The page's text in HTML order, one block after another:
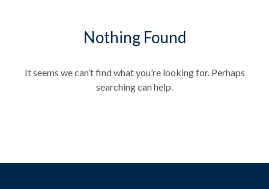
Nothing Found
It seems we can’t find what you’re looking for. Perhaps
searching can help.